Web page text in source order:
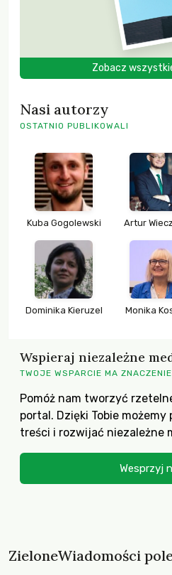
Zobacz
Nasi autorzy
OSTATNIO PUBLIKOWALI
Kuba Gogolewski Artur
Dominika Kieruzel Monika
Wspieraj niezależne
TWOJE WSPARCIE MA ZNACZENIE
Pomóż nam tworzyć
portal. Dzięki Tobie
treści i rozwijać niezależne
Wesprzyj
ZieloneWiadomości